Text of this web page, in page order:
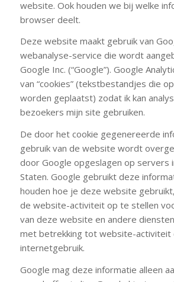
website. Ook houden we bij welke
browser deelt.
Deze website maakt gebruik van
webanalyse-service die wordt
Google Inc. (“Google”). Google
van “cookies” (tekstbestandjes die
worden geplaatst) zodat ik kan
bezoekers mijn site gebruiken.
De door het cookie gegenereerde
gebruik van de website wordt
door Google opgeslagen op servers
Staten. Google gebruikt deze
houden hoe je deze website
de website-activiteit op te stellen
van deze website en andere
met betrekking tot website-activiteit
internetgebruik.
Google mag deze informatie alleen